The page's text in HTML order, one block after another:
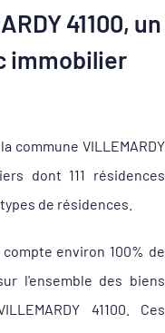
41100, un
immobilier
commune VILLEMARDY
dont 111 résidences
de résidences.
environ 100% de
l'ensemble des biens
41100. Ces